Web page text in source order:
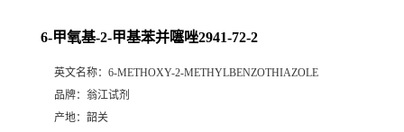
6-甲氧基-2-甲基苯并噻唑2941-72-2
英文名称： 6-METHOXY-2-METHYLBENZOTHIAZOLE
品牌： 翁江试剂
产地： 韶关